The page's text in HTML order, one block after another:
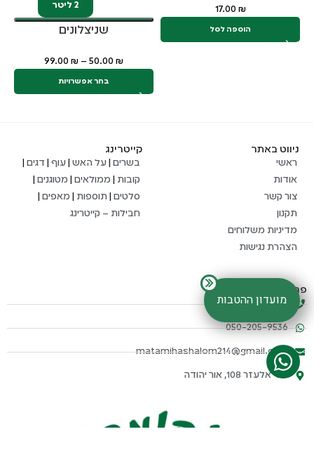
17.00 ₪
הוספה לסל
2 ליטר
שניצלונים
50.00 ₪
–
99.00 ₪
בחר אפשרויות
ניווט באתר
ראשי
אודות
צור קשר
תקנון
מדיניות משלוחים
הצהרת נגישות
קייטרינג
בשרים |על האש |עוף דגים
קובות
ממולאים מטוגנים
סלטים |תוספות מאפים
חבילות – קייטרינג
פרטי התקשרות
03-634-4652
050-205-9536
matamihashalom214@gmail.com
דוד אלעזר 108, אור יהודה
מועדון ההטבות